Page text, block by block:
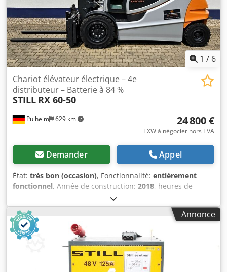
1 / 6
Pulheim 629 km
Chariot élévateur électrique – 4e
distributeur – Batterie à 84 %
STILL RX 60-50
24 800 €
EXW à négocier hors TVA
Demander Appel
État: très bon (occasion), Fonctionnalité: entièrement
fonctionnel, Année de construction: 2018, heures de
, capacité de charge:
hauteur de levage:3 450 mm, levée libre:150 mm, centre
de gravité de la charge:
, type de carburant:
électrique
, type de mât:
, hauteur de construction:
2 550 mm
, capacité de la batterie:930 Ah, capacité
restante de la batterie:84 pourcentage, tension de la
, Certifié DGUV jusqu'à:07/2027
Annonce